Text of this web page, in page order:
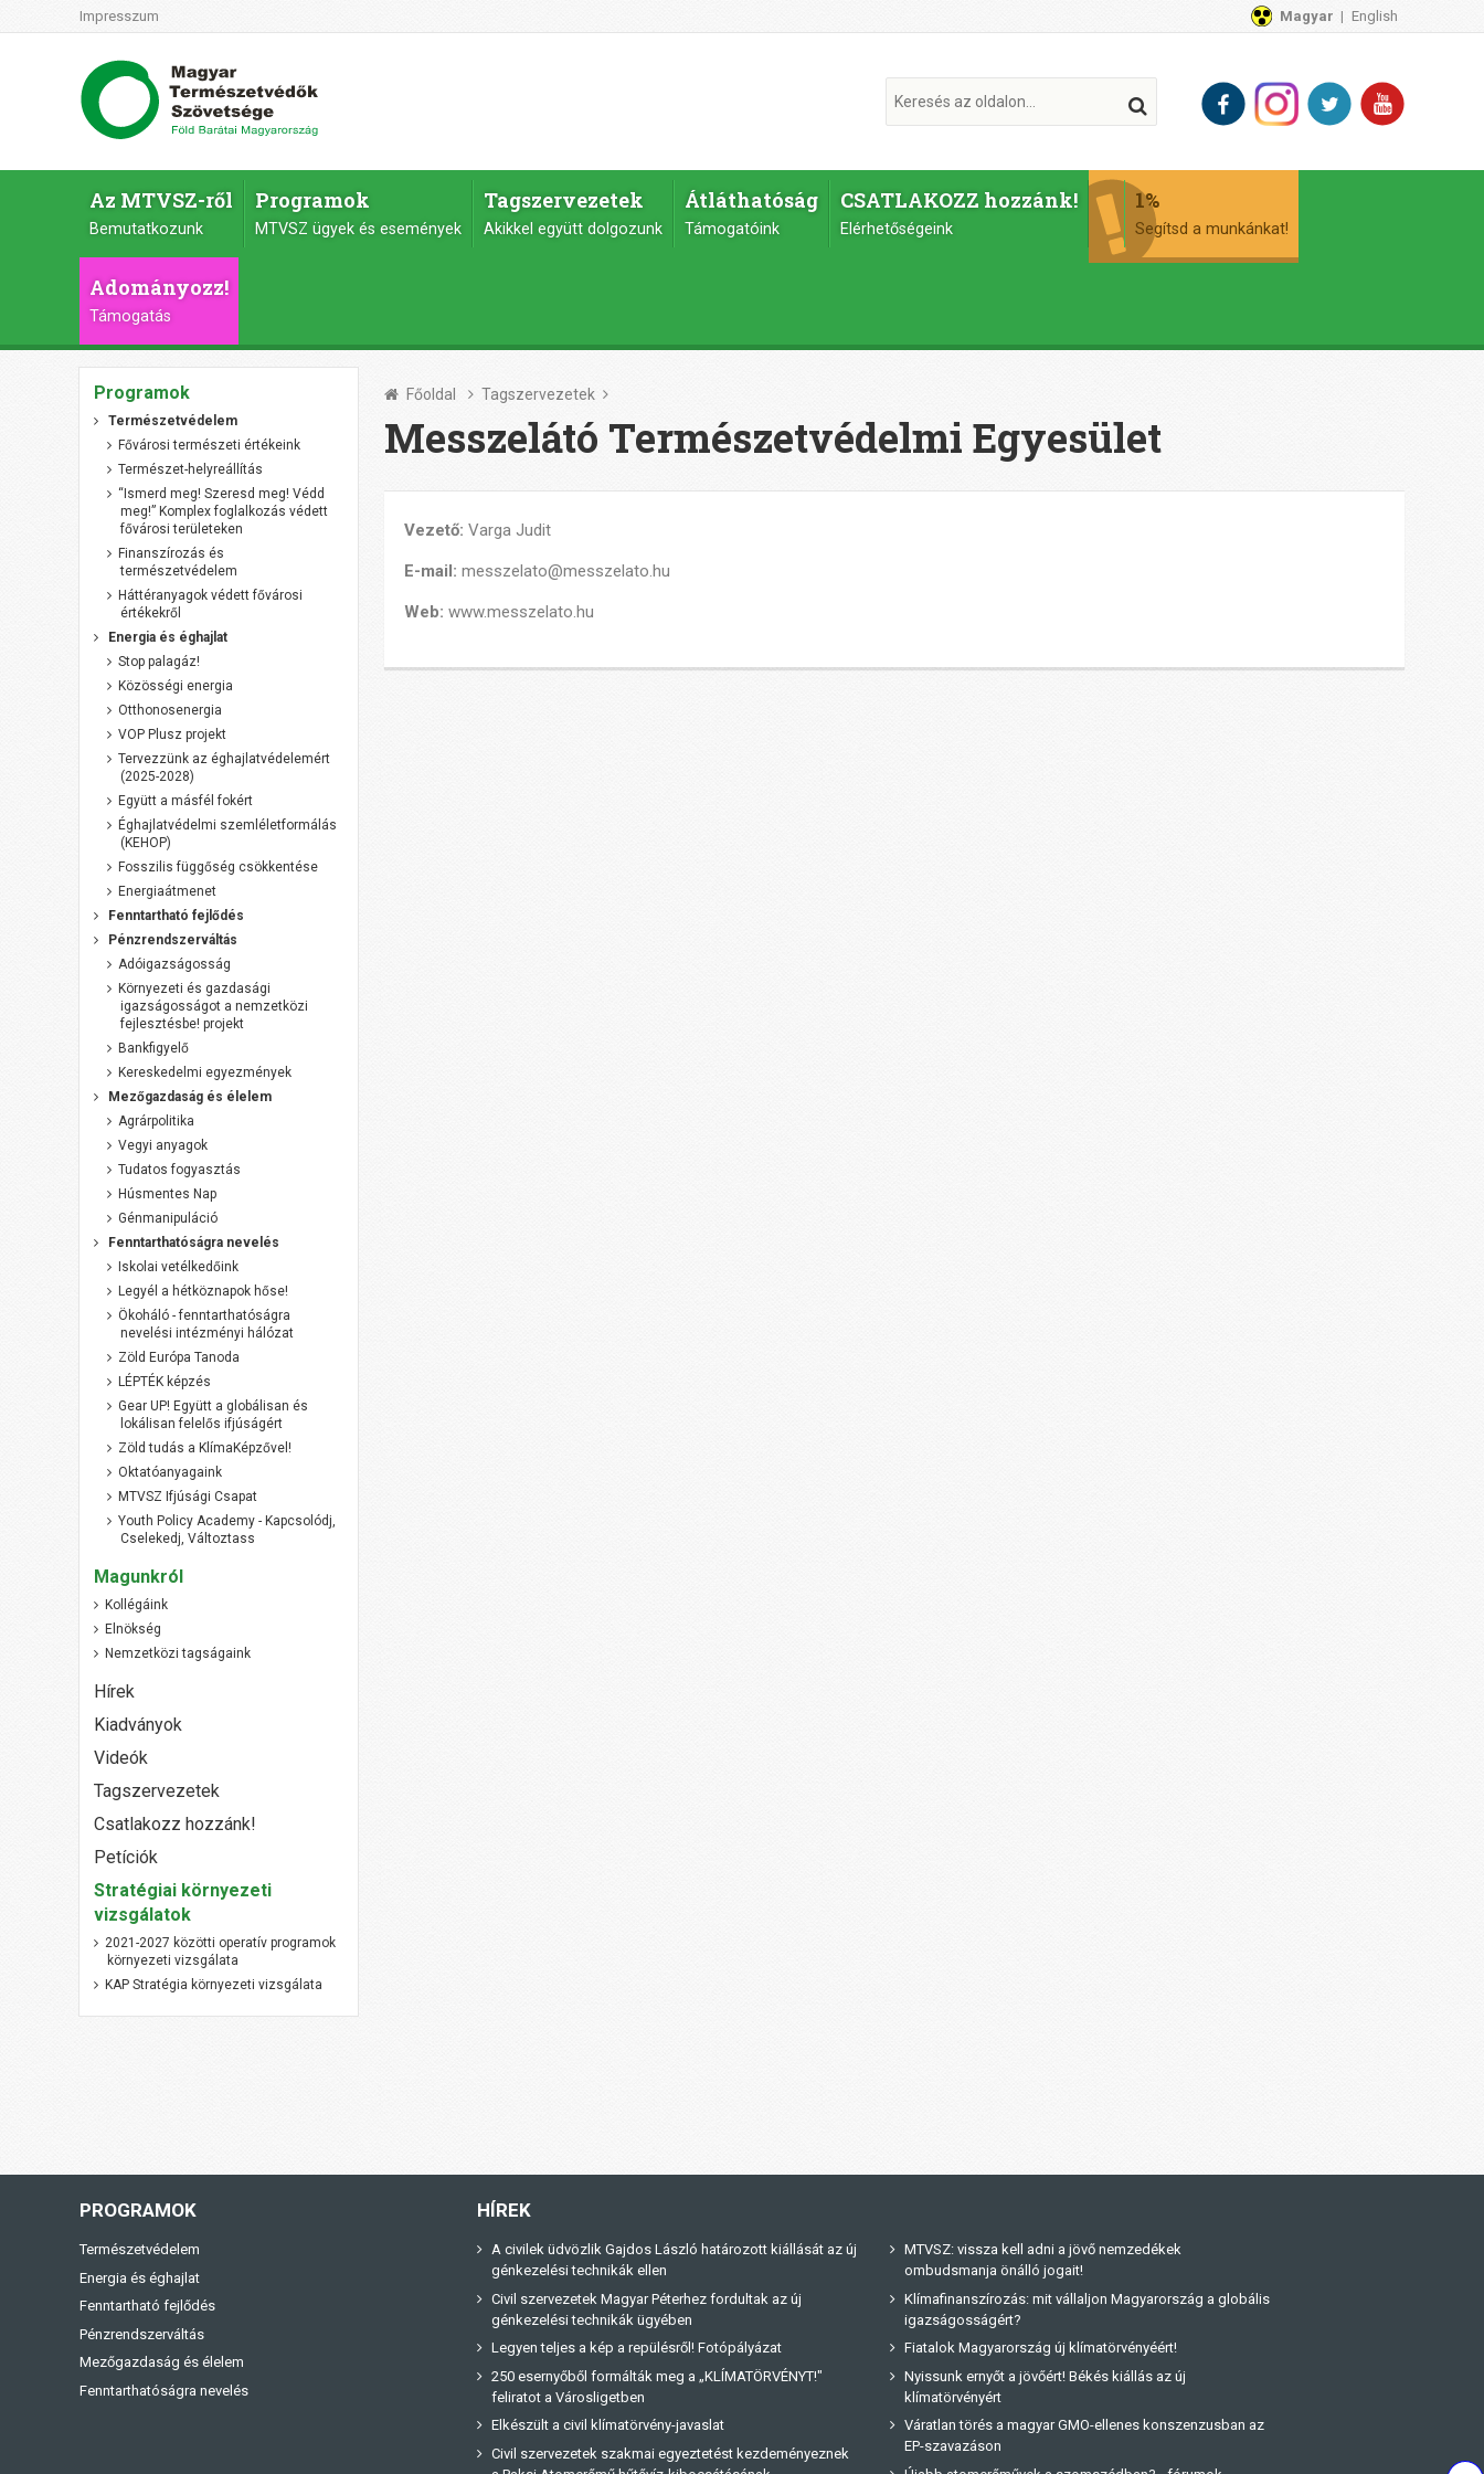
Impresszum Magyar English
Az MTVSZ-ről
Bemutatkozunk
Programok
MTVSZ ügyek és események
Tagszervezetek
Akikkel együtt dolgozunk
Átláthatóság
Támogatóink
CSATLAKOZZ hozzánk!
Elérhetőségeink
1%
Segítsd a munkánkat!
Adományozz!
Támogatás
Főoldal Tagszervezetek
Messzelátó Természetvédelmi Egyesület
Vezető:Varga Judit
E-mail:messzelato@messzelato.hu
Web: www.messzelato.hu
Programok
Természetvédelem
Fővárosi természeti értékeink
Természet-helyreállítás
“Ismerd meg! Szeresd meg! Védd
meg!” Komplex foglalkozás védett
fővárosi területeken
Finanszírozás és
természetvédelem
Háttéranyagok védett fővárosi
értékekről
Energia és éghajlat
Stop palagáz!
Közösségi energia
Otthonosenergia
VOP Plusz projekt
Tervezzünk az éghajlatvédelemért
(2025-2028)
Együtt a másfél fokért
Éghajlatvédelmi szemléletformálás
(KEHOP)
Fosszilis függőség csökkentése
Energiaátmenet
Fenntartható fejlődés
Pénzrendszerváltás
Adóigazságosság
Környezeti és gazdasági
igazságosságot a nemzetközi
fejlesztésbe! projekt
Bankfigyelő
Kereskedelmi egyezmények
Mezőgazdaság és élelem
Agrárpolitika
Vegyi anyagok
Tudatos fogyasztás
Húsmentes Nap
Génmanipuláció
Fenntarthatóságra nevelés
Iskolai vetélkedőink
Legyél a hétköznapok hőse!
Ökoháló - fenntarthatóságra
nevelési intézményi hálózat
Zöld Európa Tanoda
LÉPTÉK képzés
Gear UP! Együtt a globálisan és
lokálisan felelős ifjúságért
Zöld tudás a KlímaKépzővel!
Oktatóanyagaink
MTVSZ Ifjúsági Csapat
Youth Policy Academy - Kapcsolódj,
Cselekedj, Változtass
Magunkról
Kollégáink
Elnökség
Nemzetközi tagságaink
Hírek
Kiadványok
Videók
Tagszervezetek
Csatlakozz hozzánk!
Petíciók
Stratégiai környezeti
vizsgálatok
2021-2027 közötti operatív programok
környezeti vizsgálata
KAP Stratégia környezeti vizsgálata
PROGRAMOK
Természetvédelem
Energia és éghajlat
Fenntartható fejlődés
Pénzrendszerváltás
Mezőgazdaság és élelem
Fenntarthatóságra nevelés
HÍREK
A civilek üdvözlik Gajdos László határozott kiállását az új
génkezelési technikák ellen
Civil szervezetek Magyar Péterhez fordultak az új
génkezelési technikák ügyében
Legyen teljes a kép a repülésről! Fotópályázat
250 esernyőből formálták meg a „KLÍMATÖRVÉNYT!"
feliratot a Városligetben
Elkészült a civil klímatörvény-javaslat
Civil szervezetek szakmai egyeztetést kezdeményeznek
MTVSZ: vissza kell adni a jövő nemzedékek
ombudsmanja önálló jogait!
Klímafinanszírozás: mit vállaljon Magyarország a globális
igazságosságért?
Fiatalok Magyarország új klímatörvényéért!
Nyissunk ernyőt a jövőért! Békés kiállás az új
klímatörvényért
Váratlan törés a magyar GMO-ellenes konszenzusban az
EP-szavazáson